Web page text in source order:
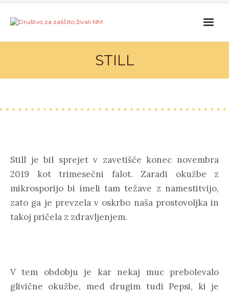
STILL
Still je bil sprejet v zavetišče konec novembra
2019 kot trimesečni falot. Zaradi okužbe z
mikrosporijo bi imeli tam težave z namestitvijo,
zato ga je prevzela v oskrbo naša prostovoljka in
takoj pričela z zdravljenjem.
V tem obdobju je kar nekaj muc prebolevalo
glivične okužbe, med drugim tudi Pepsi, ki je